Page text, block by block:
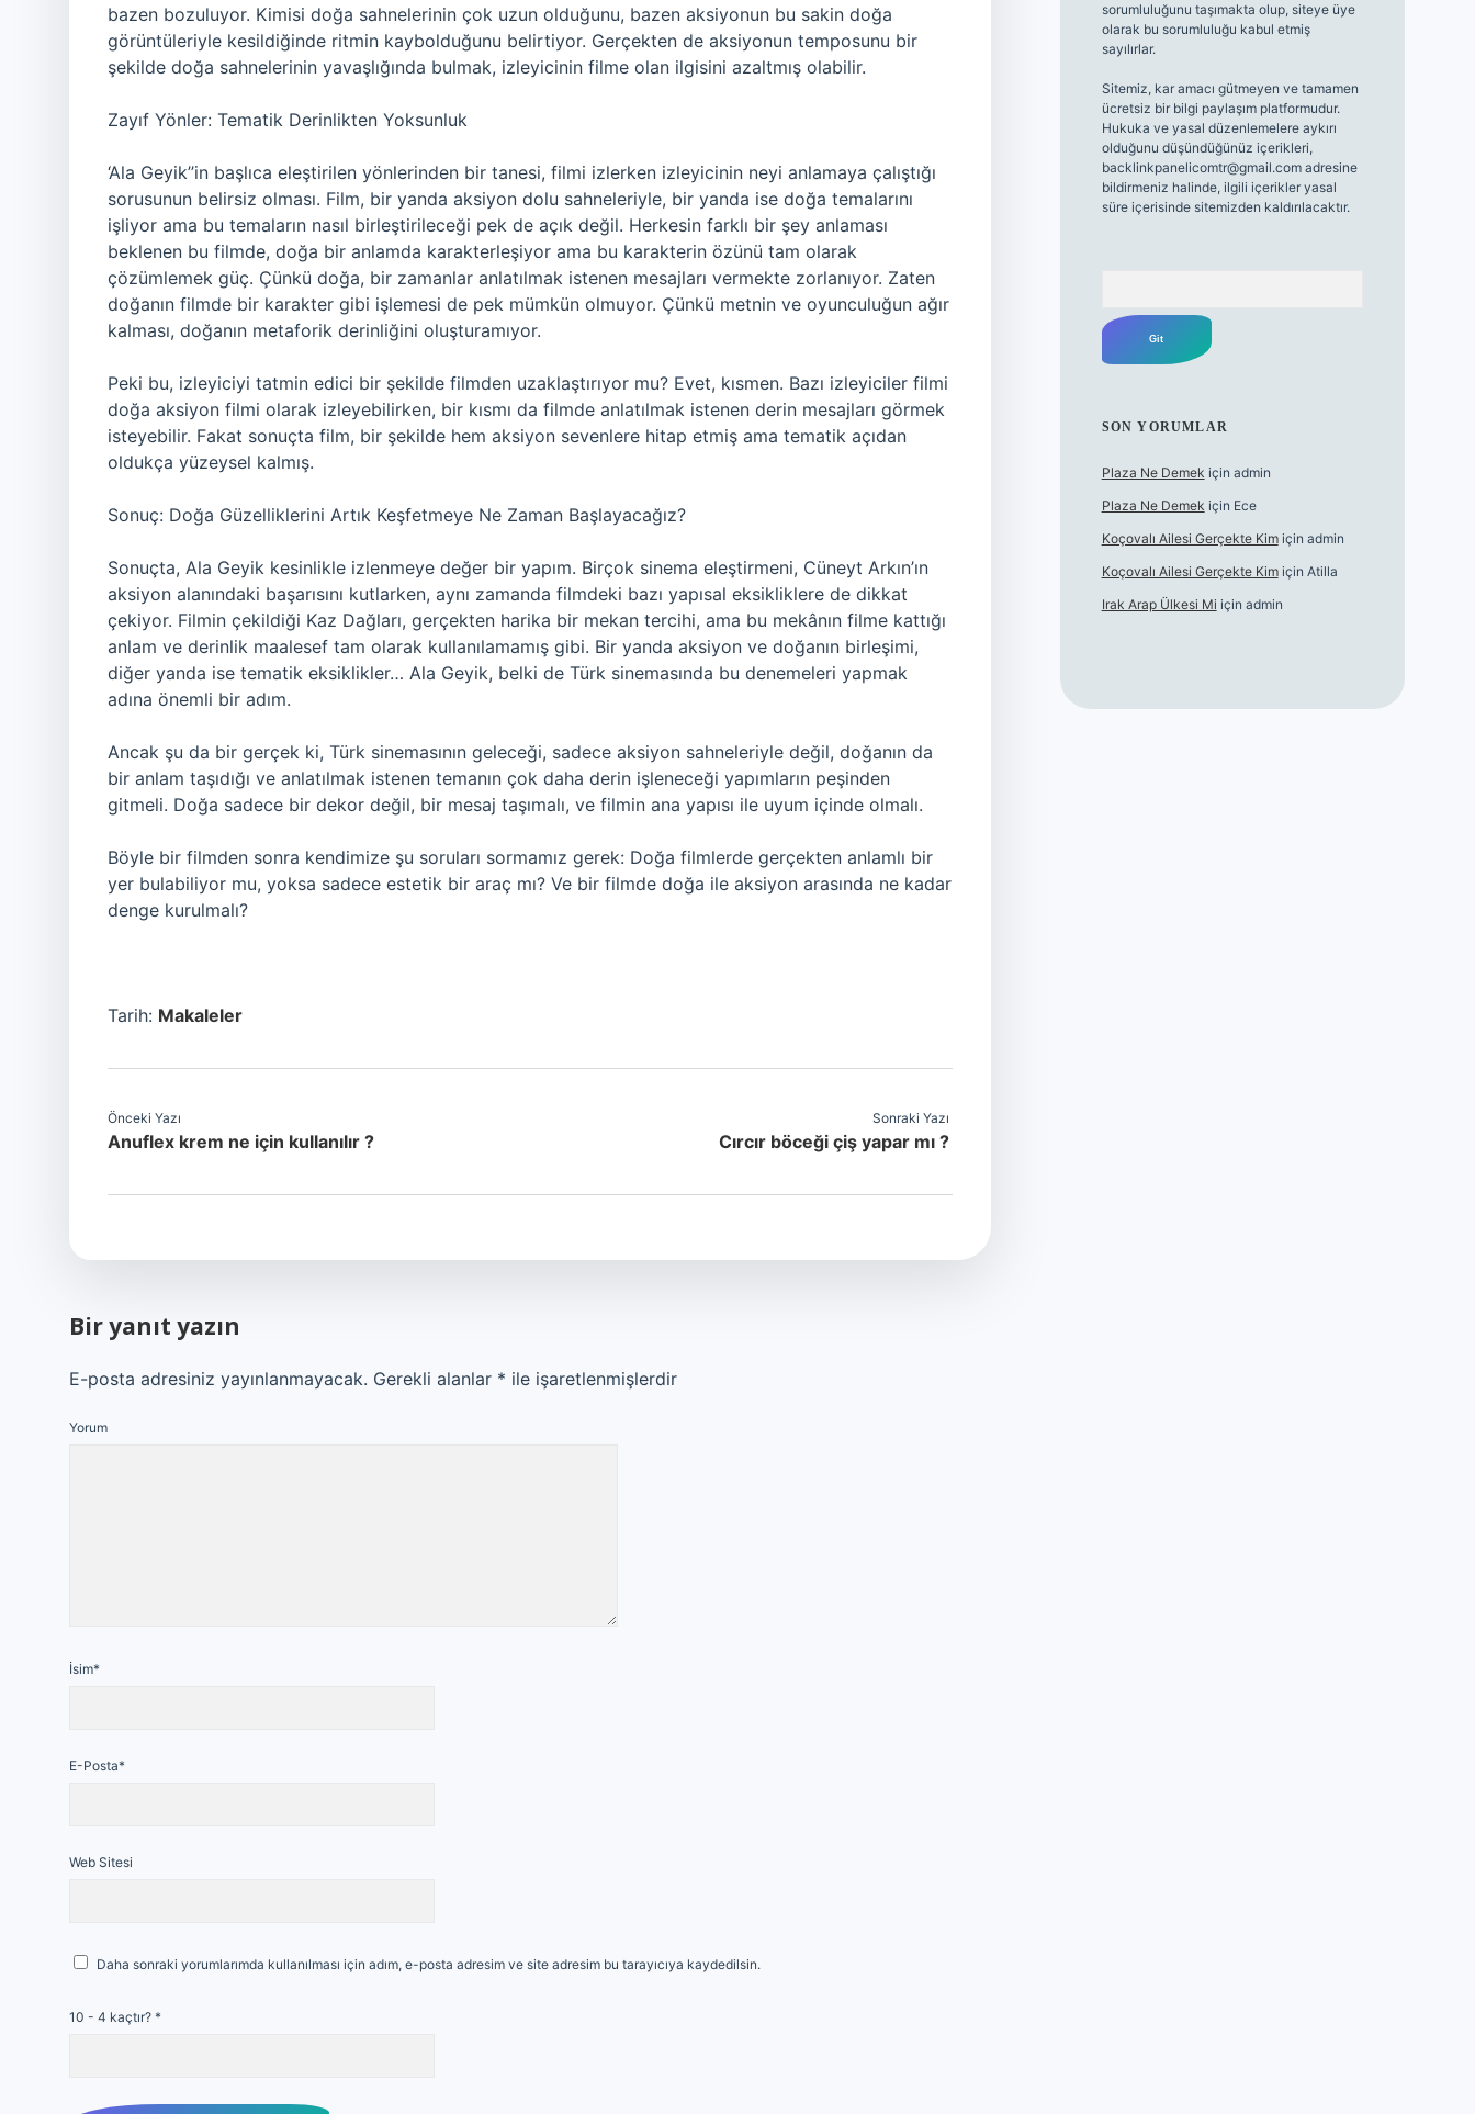
bazen bozuluyor. Kimisi doğa sahnelerinin çok uzun olduğunu, bazen aksiyonun bu sakin doğa
görüntüleriyle kesildiğinde ritmin kaybolduğunu belirtiyor. Gerçekten de aksiyonun temposunu bir
şekilde doğa sahnelerinin yavaşlığında bulmak, izleyicinin filme olan ilgisini azaltmış olabilir.
Zayıf Yönler: Tematik Derinlikten Yoksunluk
‘Ala Geyik’’in başlıca eleştirilen yönlerinden bir tanesi, filmi izlerken izleyicinin neyi anlamaya çalıştığı
sorusunun belirsiz olması. Film, bir yanda aksiyon dolu sahneleriyle, bir yanda ise doğa temalarını
işliyor ama bu temaların nasıl birleştirileceği pek de açık değil. Herkesin farklı bir şey anlaması
beklenen bu filmde, doğa bir anlamda karakterleşiyor ama bu karakterin özünü tam olarak
çözümlemek güç. Çünkü doğa, bir zamanlar anlatılmak istenen mesajları vermekte zorlanıyor. Zaten
doğanın filmde bir karakter gibi işlemesi de pek mümkün olmuyor. Çünkü metnin ve oyunculuğun ağır
kalması, doğanın metaforik derinliğini oluşturamıyor.
Peki bu, izleyiciyi tatmin edici bir şekilde filmden uzaklaştırıyor mu? Evet, kısmen. Bazı izleyiciler filmi
doğa aksiyon filmi olarak izleyebilirken, bir kısmı da filmde anlatılmak istenen derin mesajları görmek
isteyebilir. Fakat sonuçta film, bir şekilde hem aksiyon sevenlere hitap etmiş ama tematik açıdan
oldukça yüzeysel kalmış.
Sonuç: Doğa Güzelliklerini Artık Keşfetmeye Ne Zaman Başlayacağız?
Sonuçta, Ala Geyik kesinlikle izlenmeye değer bir yapım. Birçok sinema eleştirmeni, Cüneyt Arkın’ın
aksiyon alanındaki başarısını kutlarken, aynı zamanda filmdeki bazı yapısal eksikliklere de dikkat
çekiyor. Filmin çekildiği Kaz Dağları, gerçekten harika bir mekan tercihi, ama bu mekânın filme kattığı
anlam ve derinlik maalesef tam olarak kullanılamamış gibi. Bir yanda aksiyon ve doğanın birleşimi,
diğer yanda ise tematik eksiklikler… Ala Geyik, belki de Türk sinemasında bu denemeleri yapmak
adına önemli bir adım.
Ancak şu da bir gerçek ki, Türk sinemasının geleceği, sadece aksiyon sahneleriyle değil, doğanın da
bir anlam taşıdığı ve anlatılmak istenen temanın çok daha derin işleneceği yapımların peşinden
gitmeli. Doğa sadece bir dekor değil, bir mesaj taşımalı, ve filmin ana yapısı ile uyum içinde olmalı.
Böyle bir filmden sonra kendimize şu soruları sormamız gerek: Doğa filmlerde gerçekten anlamlı bir
yer bulabiliyor mu, yoksa sadece estetik bir araç mı? Ve bir filmde doğa ile aksiyon arasında ne kadar
denge kurulmalı?
Tarih: Makaleler
Önceki Yazı
Anuflex krem ne için kullanılır ?
Sonraki Yazı
Cırcır böceği çiş yapar mı ?
Bir yanıt yazın
E-posta adresiniz yayınlanmayacak. Gerekli alanlar * ile işaretlenmişlerdir
Yorum
İsim*
E-Posta*
Web Sitesi
Daha sonraki yorumlarımda kullanılması için adım, e-posta adresim ve site adresim bu tarayıcıya kaydedilsin.
10 - 4 kaçtır? *
sorumluluğunu taşımakta olup, siteye üye
olarak bu sorumluluğu kabul etmiş
sayılırlar.
Sitemiz, kar amacı gütmeyen ve tamamen
ücretsiz bir bilgi paylaşım platformudur.
Hukuka ve yasal düzenlemelere aykırı
olduğunu düşündüğünüz içerikleri,
backlinkpanelicomtr@gmail.comadresine
bildirmeniz halinde, ilgili içerikler yasal
süre içerisinde sitemizden kaldırılacaktır.
SON YORUMLAR
Plaza Ne Demek için admin
Plaza Ne Demek için Ece
Koçovalı Ailesi Gerçekte Kimiçin admin
Koçovalı Ailesi Gerçekte Kimiçin Atilla
Irak Arap Ülkesi Mi için admin